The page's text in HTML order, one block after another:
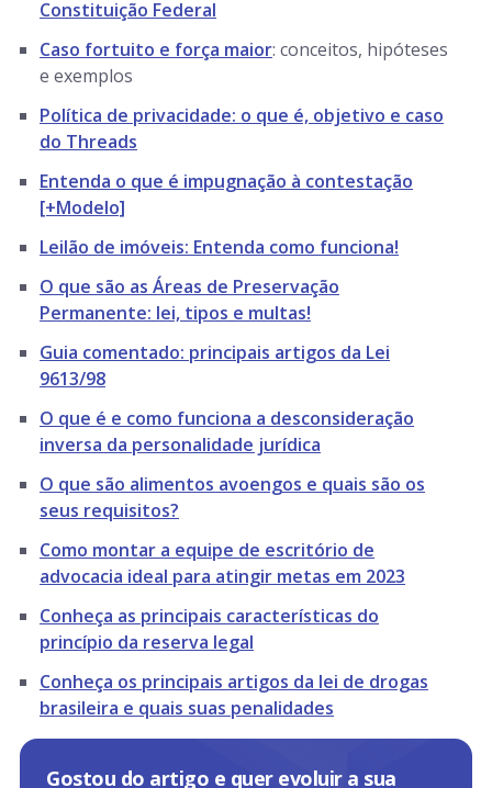
Constituição Federal
Caso fortuito e força maior: conceitos, hipóteses
e exemplos
Política de privacidade: o que é, objetivo e caso
do Threads
Entenda o que é impugnação à contestação
[+Modelo]
Leilão de imóveis: Entenda como funciona!
O que são as Áreas de Preservação
Permanente: lei, tipos e multas!
Guia comentado: principais artigos da Lei
9613/98
O que é e como funciona a desconsideração
inversa da personalidade jurídica
O que são alimentos avoengos e quais são os
seus requisitos?
Como montar a equipe de escritório de
advocacia ideal para atingir metas em 2023
Conheça as principais características do
princípio da reserva legal
Conheça os principais artigos da lei de drogas
brasileira e quais suas penalidades
Gostou do artigo e quer evoluir a sua